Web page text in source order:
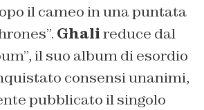
il cameo in una puntata
Ghalireduce dal
il suo album di esordio
consensi unanimi,
pubblicato il singolo